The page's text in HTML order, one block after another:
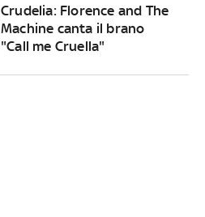
Crudelia: Florence and The
Machine canta il brano
"Call me Cruella"